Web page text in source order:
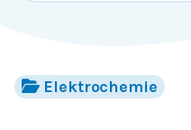
Elektrochemie